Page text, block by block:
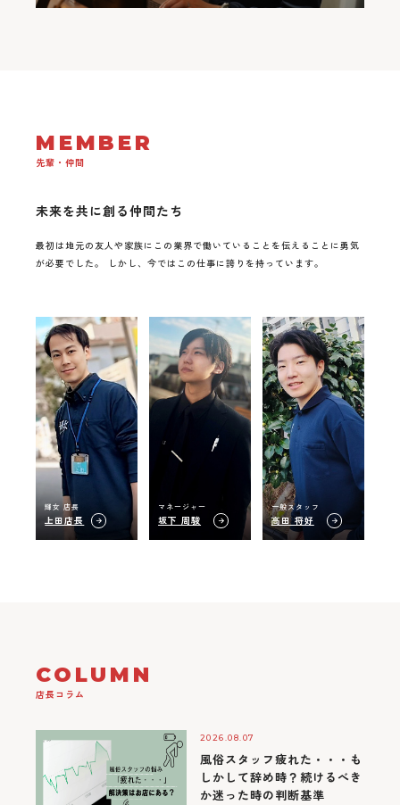
MEMBER
先輩・仲間
未来を共に創る仲間たち
最初は地元の友人や家族にこの業界で働いていることを伝えることに勇気
が必要でした。 しかし、今ではこの仕事に誇りを持っています。
輝女 店長
上田店長
マネージャー
坂下 周駿
一般スタッフ
高田 将好
COLUMN
店長コラム
2026.08.07
風俗スタッフ疲れた・・・も
しかして辞め時？続けるべき
か迷った時の判断基準